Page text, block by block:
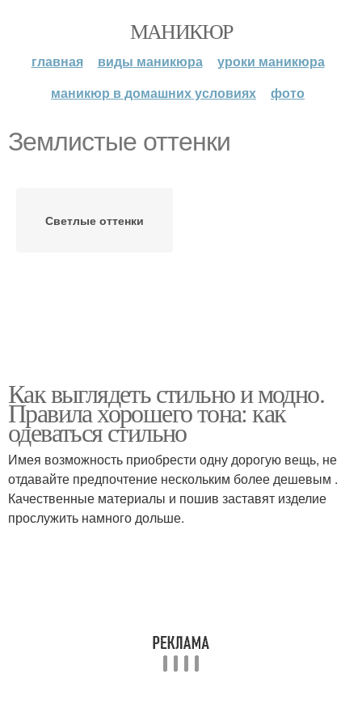
МАНИКЮР
главная виды маникюра
уроки маникюра
маникюр в домашних условиях
фото
Землистые оттенки
Светлые оттенки
Как выглядеть стильно и модно.
Правила хорошего тона: как
одеваться стильно
Имея возможность приобрести одну дорогую вещь, не
отдавайте предпочтение нескольким более дешевым .
Качественные материалы и пошив заставят изделие
прослужить намного дольше.